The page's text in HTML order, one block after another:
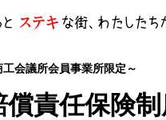
工会議所会員事業所限定～
責任保険